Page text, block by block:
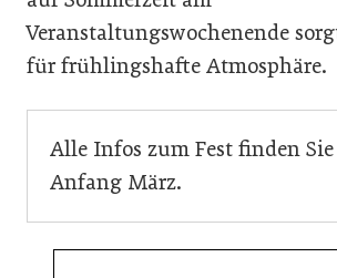
Veranstaltungswochenende
für frühlingshafte Atmosphäre.
Alle Infos zum Fest finden Sie
Anfang März.